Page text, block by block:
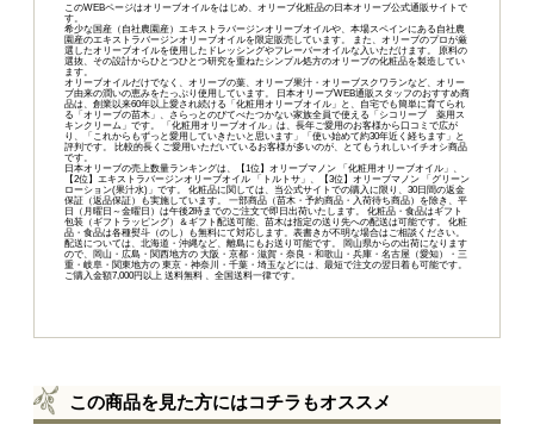
このWEBページはオリーブオイルをはじめ、オリーブ化粧品の日本オリーブ公式通販サイトで
す。
希少な国産（自社農園産）エキストラバージンオリーブオイルや、本場スペインにある自社農
園産のエキストラバージンオリーブオイルを限定販売しています。 また、オリーブのプロが厳
選したオリーブオイルを使用したドレッシングやフレーバーオイルな入いただけます。 原料の
選抜、その設計からひとつひとつ研究を重ねたシンプル処方のオリーブの化粧品を製造してい
ます。
オリーブオイルだけでなく、オリーブの葉、オリーブ果汁・オリーブスクワランなど、オリー
ブ由来の潤いの恵みをたっぷり使用しています。 日本オリーブWEB通販スタッフのおすすめ商
品は、創業以来60年以上愛され続ける「 化粧用オリーブオイル 」と、自宅でも簡単に育てられ
る「 オリーブの苗木 」、さらっとのびてべたつかない家族全員で使える「 シコリーブ 薬用ス
キンクリーム 」です。 「化粧用オリーブオイル」は、長年ご愛用のお客様から口コミで広が
り、「これからもずっと愛用していきたいと思います」「使い始めて約30年近く経ちます」と
評判です。 比較的長くご愛用いただいているお客様が多いのが、とてもうれしいイチオシ商品
です。
日本オリーブの売上数量ランキングは、【1位】オリーブマノン 「 化粧用オリーブオイル 」、
【2位】 エキストラバージンオリーブオイル 「トルトサ」 、【3位】 オリーブマノン 「グリーン
ローション(果汁水)」 です。 化粧品に関しては、当公式サイトでの購入に限り、 30日間の返金
保証（返品保証）
も実施しています。 一部商品（苗木・予約商品・入荷待ち商品）を除き、平
日（月曜日～金曜日）は午後2時までのご注文で即日出荷いたします。 化粧品・食品はギフト
包装（ギフトラッピング）＆ギフト配送可能、苗木は指定の送り先への配送は可能です。 化粧
品・食品は各種熨斗（のし）も無料にて対応します。表書きが不明な場合はご相談ください。
配送については、北海道・沖縄など、離島にもお送り可能です。 岡山県からの出荷になります
ので、岡山・広島・関西地方の 大阪・京都・滋賀・奈良・和歌山・兵庫・名古屋（愛知）・三
重・岐阜・関東地方の 東京・神奈川・千葉・埼玉などには、最短で注文の翌日着も可能です。
ご購入金額7,000円以上 送料無料 、全国送料一律です。
この商品を見た方にはコチラもオススメ